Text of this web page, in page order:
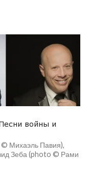
войны и
Михаэль Павия),
Зеба (photo © Рами